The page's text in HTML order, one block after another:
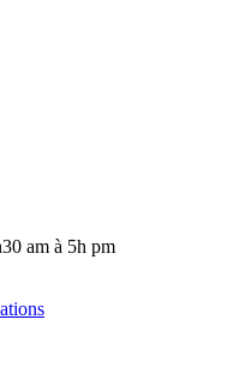
am à 5h pm